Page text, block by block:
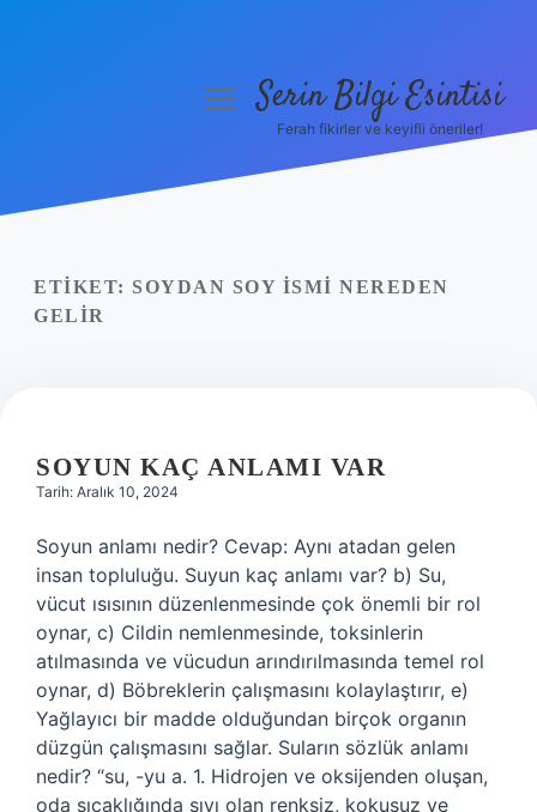
Yasal Uyarı
menüyüSerin Bilgi Esintisi
Ferah fikirler ve keyifli öneriler!
ETIKET: SOYDAN SOY ISMI NEREDEN
GELIR
SOYUN KAÇ ANLAMI VAR
Tarih: Aralık 10, 2024
Soyun anlamı nedir? Cevap: Aynı atadan gelen
insan topluluğu. Suyun kaç anlamı var? b) Su,
vücut ısısının düzenlenmesinde çok önemli bir rol
oynar, c) Cildin nemlenmesinde, toksinlerin
atılmasında ve vücudun arındırılmasında temel rol
oynar, d) Böbreklerin çalışmasını kolaylaştırır, e)
Yağlayıcı bir madde olduğundan birçok organın
düzgün çalışmasını sağlar. Suların sözlük anlamı
nedir? “su, -yu a. 1. Hidrojen ve oksijenden oluşan,
oda sıcaklığında sıvı olan renksiz, kokusuz ve